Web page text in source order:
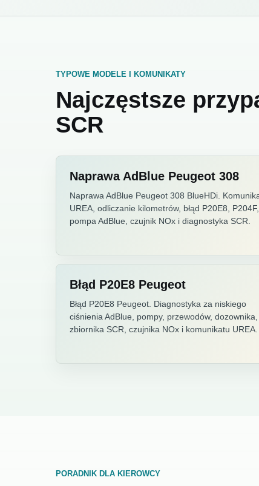
TYPOWE MODELE I KOMUNIKATY
Najczęstsze
SCR
Naprawa AdBlue Peugeot 308
Naprawa AdBlue Peugeot 308 BlueHDi.
UREA, odliczanie kilometrów, błąd P20E8, P204F,
pompa AdBlue, czujnik NOx i diagnostyka SCR.
Błąd P20E8 Peugeot
Błąd P20E8 Peugeot. Diagnostyka za niskiego
ciśnienia AdBlue, pompy, przewodów, dozownika,
zbiornika SCR, czujnika NOx i komunikatu UREA.
PORADNIK DLA KIEROWCY